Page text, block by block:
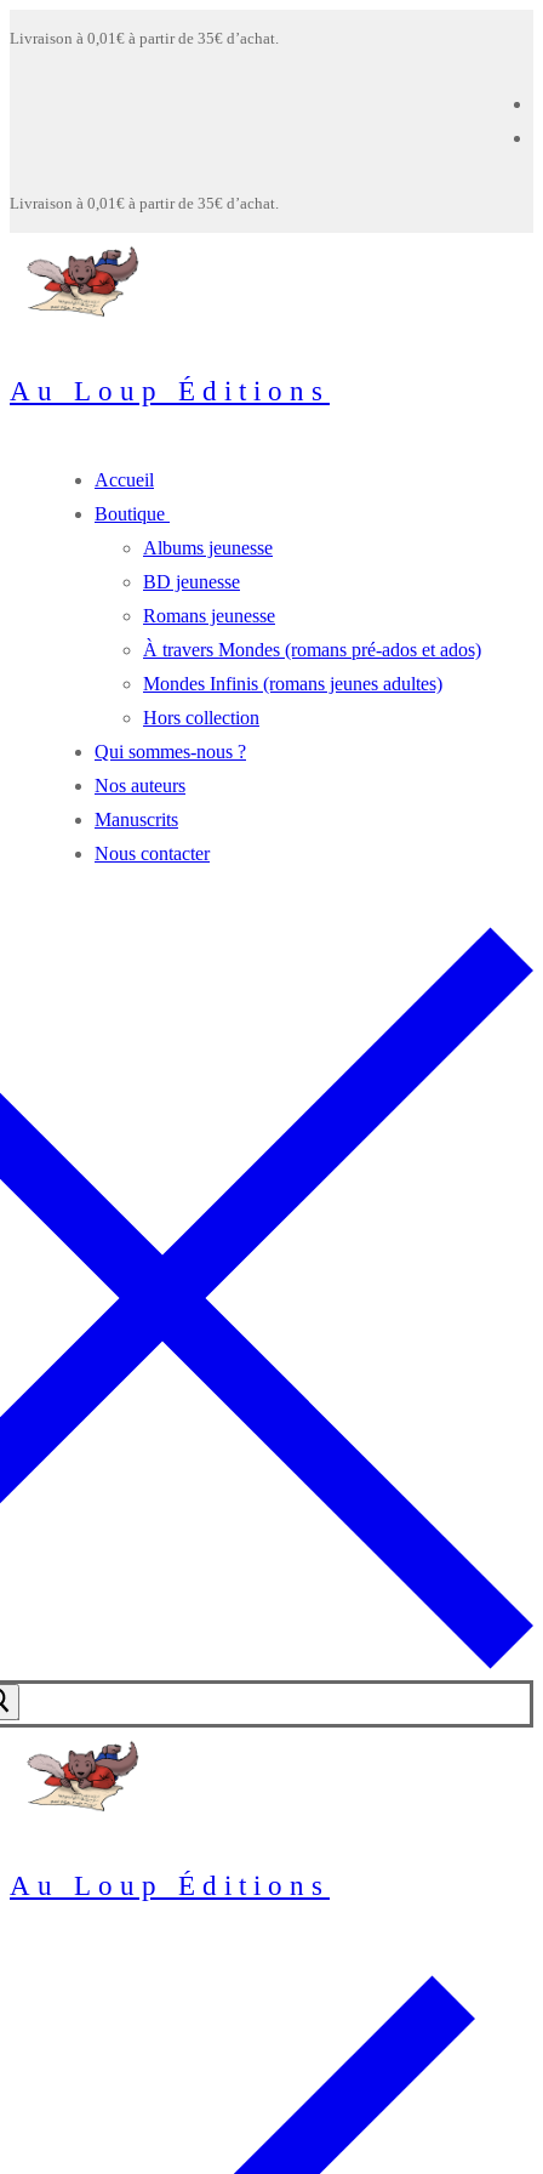
Livraison à 0,01€ à partir de 35€ d’achat.
Livraison à 0,01€ à partir de 35€ d’achat.
Au Loup Éditions
Accueil
Boutique
Albums jeunesse
BD jeunesse
Romans jeunesse
À travers Mondes (romans pré-ados et ados)
Mondes Infinis (romans jeunes adultes)
Hors collection
Qui sommes-nous ?
Nos auteurs
Manuscrits
Nous contacter
Au Loup Éditions